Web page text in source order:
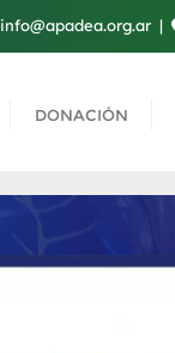
info@apadea.org.ar
DONACIÓN